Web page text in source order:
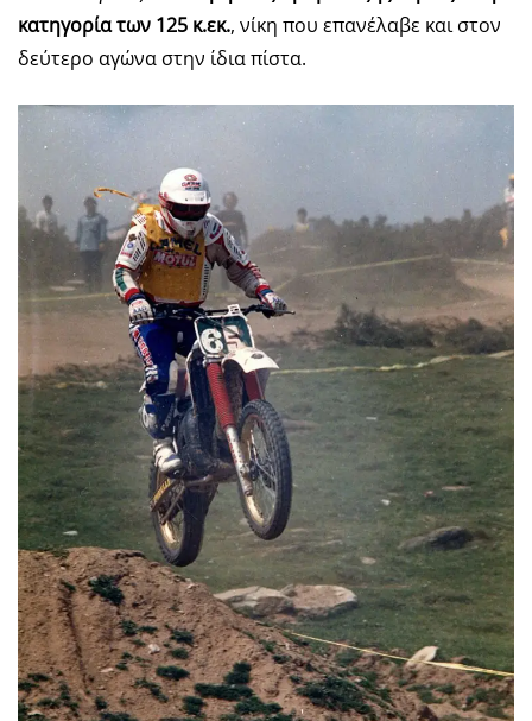
κατηγορία των 125 κ.εκ., νίκη που επανέλαβε και στον
δεύτερο αγώνα στην ίδια πίστα.